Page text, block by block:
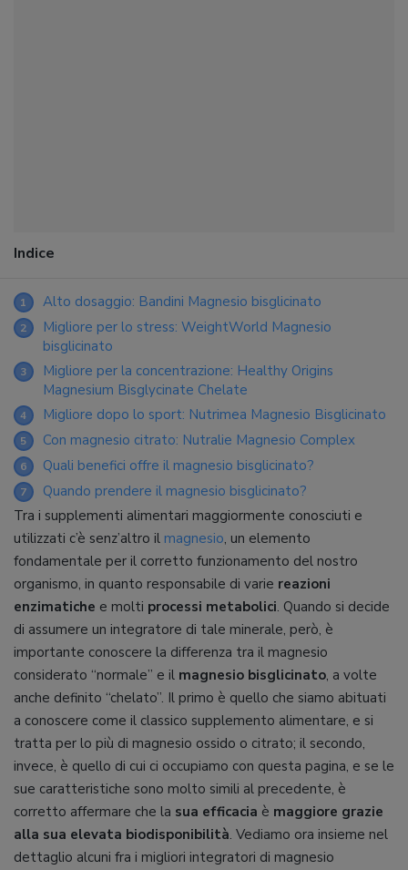
Indice
1 Alto dosaggio: Bandini Magnesio bisglicinato
2
Migliore per lo stress: WeightWorld Magnesio
bisglicinato
3
Migliore per la concentrazione: Healthy Origins
Magnesium Bisglycinate Chelate
4 Migliore dopo lo sport: Nutrimea Magnesio Bisglicinato
5 Con magnesio citrato: Nutralie Magnesio Complex
6 Quali benefici offre il magnesio bisglicinato?
7
Quando prendere il magnesio bisglicinato?
Tra i supplementi alimentari maggiormente conosciuti e
utilizzati c’è senz’altro il magnesio, un elemento
fondamentale per il corretto funzionamento del nostro
organismo, in quanto responsabile di varie reazioni
enzimatiche e molti processi metabolici. Quando si decide
di assumere un integratore di tale minerale, però, è
importante conoscere la differenza tra il magnesio
considerato “normale” e il magnesio bisglicinato, a volte
anche definito “chelato”. Il primo è quello che siamo abituati
a conoscere come il classico supplemento alimentare, e si
tratta per lo più di magnesio ossido o citrato; il secondo,
invece, è quello di cui ci occupiamo con questa pagina, e se le
sue caratteristiche sono molto simili al precedente, è
corretto affermare che la sua efficacia è maggiore grazie
alla sua elevata biodisponibilità. Vediamo ora insieme nel
dettaglio alcuni fra i migliori integratori di magnesio